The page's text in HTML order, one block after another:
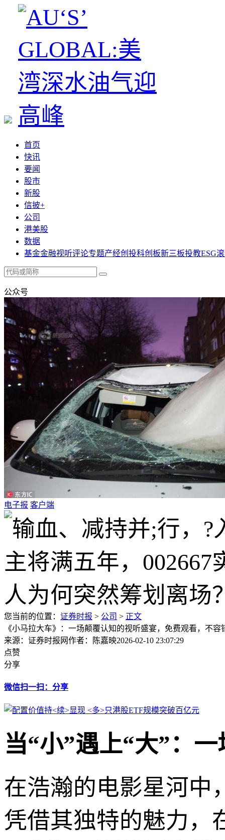
首页
快讯
要闻
股市
新股
信披+
公司
港美股
数据
基金金融视听评论专题产经创投科创板新三板投教ESG
公众号
电子报 客户端
您当前的位置： 证券时报 > 公司 > 正文
《小马拉大车》：一场颠覆认知的视听盛宴，免费观看，不容
来源：证券时报网作者：陈嘉映2026-02-10 23:07:29
点赞
分享
微信扫一扫：分享
当“小”遇上“大”：
在浩瀚的电影星河中
凭借其独特的魅力，